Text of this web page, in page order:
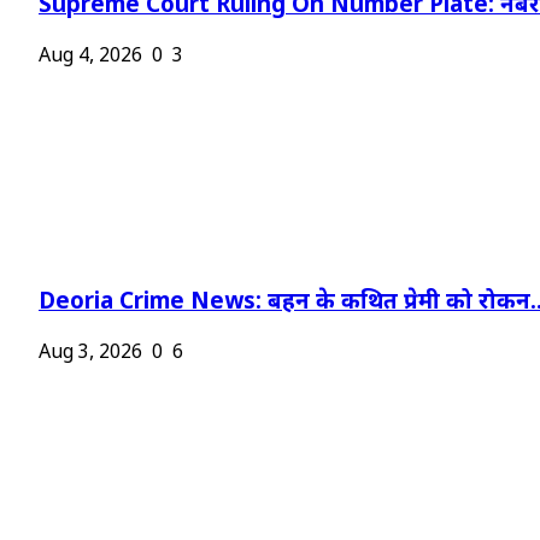
Supreme Court Ruling On Number Plate:
Aug 4, 2026 0 3
Deoria Crime News: बहन के कथित प्रेमी को
Aug 3, 2026 0 6